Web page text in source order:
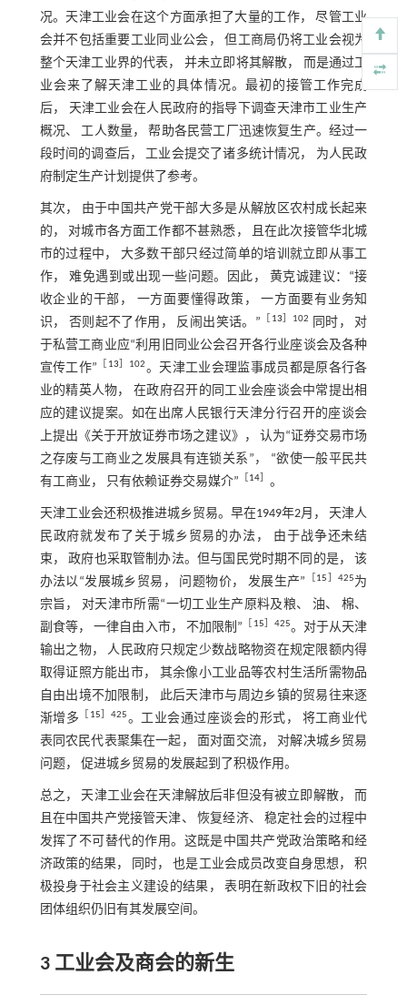
况。天津工业会在这个方面承担了大量的工作， 尽管工业
会并不包括重要工业同业公会， 但工商局仍将工业会视为
整个天津工业界的代表， 并未立即将其解散， 而是通过工
业会来了解天津工业的具体情况。最初的接管工作完成
后， 天津工业会在人民政府的指导下调查天津市工业生产
概况、 工人数量， 帮助各民营工厂迅速恢复生产。经过一
段时间的调查后， 工业会提交了诸多统计情况， 为人民政
府制定生产计划提供了参考。
其次， 由于中国共产党干部大多是从解放区农村成长起来
的， 对城市各方面工作都不甚熟悉， 且在此次接管华北城
市的过程中， 大多数干部只经过简单的培训就立即从事工
作， 难免遇到或出现一些问题。因此， 黄克诚建议：“接
收企业的干部， 一方面要懂得政策， 一方面要有业务知
识， 否则起不了作用， 反闹出笑话。”
13 ］102
同时， 对
于私营工商业应“利用旧同业公会召开各行业座谈会及各种
宣传工作”
13 ］102。天津工业会理监事成员都是原各行各
业的精英人物， 在政府召开的同工业会座谈会中常提出相
应的建议提案。如在出席人民银行天津分行召开的座谈会
上提出《关于开放证券市场之建议》， 认为“证券交易市场
之存废与工商业之发展具有连锁关系”， “欲使一般平民共
有工商业， 只有依赖证券交易媒介”
14］ 。
天津工业会还积极推进城乡贸易。早在1949年2月， 天津人
民政府就发布了关于城乡贸易的办法， 由于战争还未结
束， 政府也采取管制办法。但与国民党时期不同的是， 该
办法以“发展城乡贸易， 问题物价， 发展生产”
15 ］425为
宗旨， 对天津市所需“一切工业生产原料及粮、 油、 棉、
副食等， 一律自由入市， 不加限制”
15 ］425。对于从天津
输出之物， 人民政府只规定少数战略物资在规定限额内得
取得证照方能出市， 其余像小工业品等农村生活所需物品
自由出境不加限制， 此后天津市与周边乡镇的贸易往来逐
渐增多
15 ］425。工业会通过座谈会的形式， 将工商业代
表同农民代表聚集在一起， 面对面交流， 对解决城乡贸易
问题， 促进城乡贸易的发展起到了积极作用。
总之， 天津工业会在天津解放后非但没有被立即解散， 而
且在中国共产党接管天津、 恢复经济、 稳定社会的过程中
发挥了不可替代的作用。这既是中国共产党政治策略和经
济政策的结果， 同时， 也是工业会成员改变自身思想， 积
极投身于社会主义建设的结果， 表明在新政权下旧的社会
团体组织仍旧有其发展空间。
3 工业会及商会的新生